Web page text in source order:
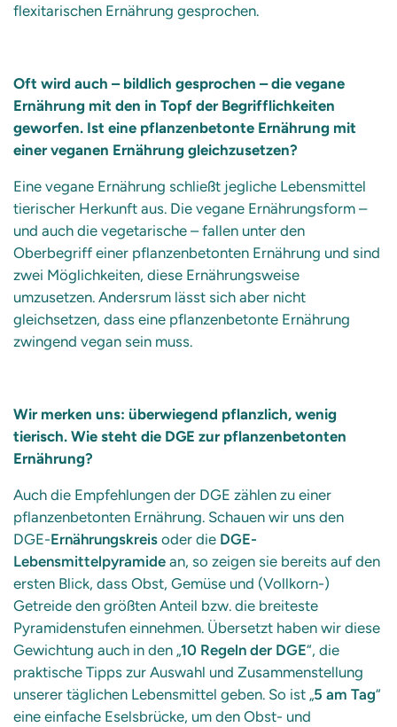
flexitarischen Ernährung gesprochen.
Oft wird auch – bildlich gesprochen – die vegane
Ernährung mit den in Topf der Begrifflichkeiten
geworfen. Ist eine pflanzenbetonte Ernährung mit
einer veganen Ernährung gleichzusetzen?
Eine vegane Ernährung schließt jegliche Lebensmittel
tierischer Herkunft aus. Die vegane Ernährungsform –
und auch die vegetarische – fallen unter den
Oberbegriff einer pflanzenbetonten Ernährung und sind
zwei Möglichkeiten, diese Ernährungsweise
umzusetzen. Andersrum lässt sich aber nicht
gleichsetzen, dass eine pflanzenbetonte Ernährung
zwingend vegan sein muss.
Wir merken uns: überwiegend pflanzlich, wenig
tierisch. Wie steht die DGE zur pflanzenbetonten
Ernährung?
Auch die Empfehlungen der DGE zählen zu einer
pflanzenbetonten Ernährung. Schauen wir uns den
DGE-Ernährungskreis oder die DGE-
Lebensmittelpyramide an, so zeigen sie bereits auf den
ersten Blick, dass Obst, Gemüse und (Vollkorn-)
Getreide den größten Anteil bzw. die breiteste
Pyramidenstufen einnehmen. Übersetzt haben wir diese
Gewichtung auch in den „10 Regeln der DGE“, die
praktische Tipps zur Auswahl und Zusammenstellung
unserer täglichen Lebensmittel geben. So ist „5 am Tag“
eine einfache Eselsbrücke, um den Obst- und